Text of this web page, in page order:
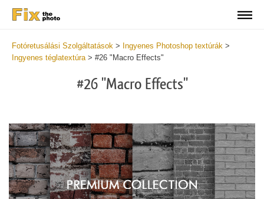
Fotóretusálási Szolgáltatások > Ingyenes Photoshop textúrák >
Ingyenes téglatextúra> #26 "Macro Effects"
#26 "Macro Effects"